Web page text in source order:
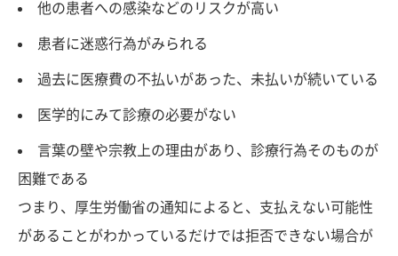
他の患者への感染などのリスクが高い
患者に迷惑行為がみられる
過去に医療費の不払いがあった、未払いが続いている
医学的にみて診療の必要がない
言葉の壁や宗教上の理由があり、診療行為そのものが
困難である
つまり、厚生労働省の通知によると、支払えない可能性
があることがわかっているだけでは拒否できない場合が